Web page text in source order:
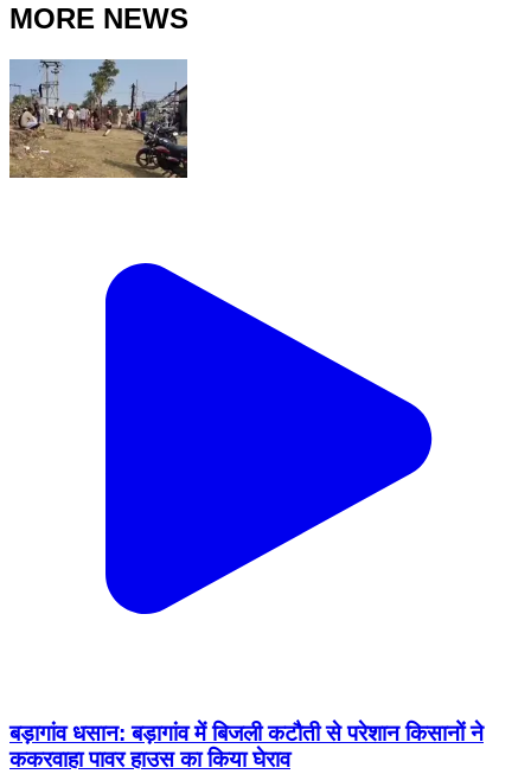
MORE NEWS
बड़ागांव धसान: बड़ागांव में बिजली कटौती से परेशान किसानों ने
ककरवाहा पावर हाउस का किया घेराव